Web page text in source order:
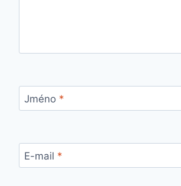
Jméno *
E-mail *